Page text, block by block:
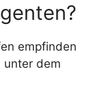
empfinden
unter dem